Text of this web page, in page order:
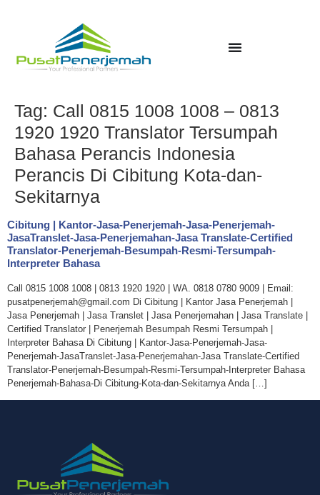
Tag: Call 0815 1008 1008 – 0813
1920 1920 Translator Tersumpah
Bahasa Perancis Indonesia
Perancis Di Cibitung Kota-dan-
Sekitarnya
Cibitung | Kantor-Jasa-Penerjemah-Jasa-Penerjemah-
JasaTranslet-Jasa-Penerjemahan-Jasa Translate-Certified
Translator-Penerjemah-Besumpah-Resmi-Tersumpah-
Interpreter Bahasa
Call 0815 1008 1008 | 0813 1920 1920 | WA. 0818 0780 9009 | Email:
pusatpenerjemah@gmail.com Di Cibitung | Kantor Jasa Penerjemah |
Jasa Penerjemah | Jasa Translet | Jasa Penerjemahan | Jasa Translate |
Certified Translator | Penerjemah Besumpah Resmi Tersumpah |
Interpreter Bahasa Di Cibitung | Kantor-Jasa-Penerjemah-Jasa-
Penerjemah-JasaTranslet-Jasa-Penerjemahan-Jasa Translate-Certified
Translator-Penerjemah-Besumpah-Resmi-Tersumpah-Interpreter Bahasa
Penerjemah-Bahasa-Di Cibitung-Kota-dan-Sekitarnya Anda […]